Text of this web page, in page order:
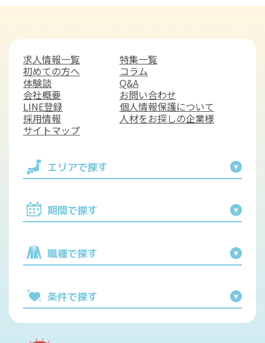
エリアで探す
期間で探す
職種で探す
条件で探す
求人情報一覧
特集一覧
初めての方へ
コラム
体験談
Q&A
会社概要
お問い合わせ
LINE登録
個人情報保護について
採用情報
人材をお探しの企業様
サイトマップ